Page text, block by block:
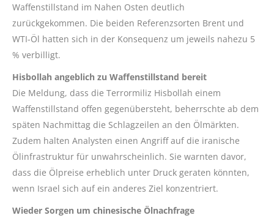
Waffenstillstand im Nahen Osten deutlich
zurückgekommen. Die beiden Referenzsorten Brent und
WTI-Öl hatten sich in der Konsequenz um jeweils nahezu 5
% verbilligt.
Hisbollah angeblich zu Waffenstillstand bereit
Die Meldung, dass die Terrormiliz Hisbollah einem
Waffenstillstand offen gegenübersteht, beherrschte ab dem
späten Nachmittag die Schlagzeilen an den Ölmärkten.
Zudem halten Analysten einen Angriff auf die iranische
Ölinfrastruktur für unwahrscheinlich. Sie warnten davor,
dass die Ölpreise erheblich unter Druck geraten könnten,
wenn Israel sich auf ein anderes Ziel konzentriert.
Wieder Sorgen um chinesische Ölnachfrage